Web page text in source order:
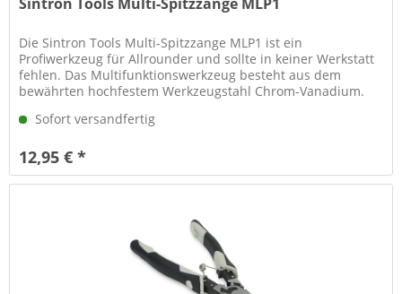
Die Sintron Tools Multi-Spitzzange MLP1 ist ein
Profiwerkzeug für Allrounder und sollte in keiner Werkstatt
fehlen. Das Multifunktionswerkzeug besteht aus dem
bewährten hochfestem Werkzeugstahl Chrom-Vanadium.
Sofort versandfertig
12,95 € *